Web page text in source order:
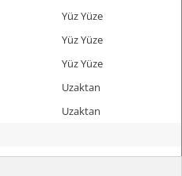
Yüz Yüze
Yüz Yüze
Yüz Yüze
Uzaktan
Uzaktan